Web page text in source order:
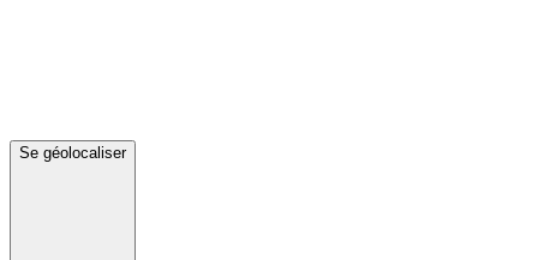
Se géolocaliser